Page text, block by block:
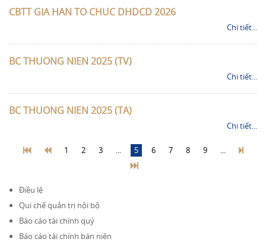
CBTT GIA HAN TO CHUC DHDCD 2026
Chi tiết...
BC THUONG NIEN 2025 (TV)
Chi tiết...
BC THUONG NIEN 2025 (TA)
Chi tiết...
1 2 3 ... 5 6 7 8 9 ...
Điều lệ
Qui chế quản trị nội bộ
Báo cáo tài chính quý
Báo cáo tài chính bán niên